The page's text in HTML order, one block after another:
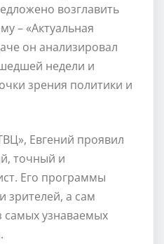
возглавить
– «Актуальная
он анализировал
недели и
зрения политики и
Евгений проявил
точный и
Его программы
зрителей, а сам
самых узнаваемых